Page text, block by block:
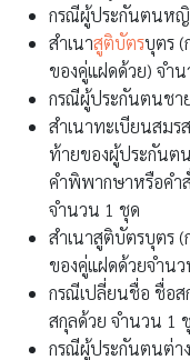
กรณีผู้ประกันตนหญิ
สำเนาสูติบัตรบุตร
ของคู่แฝดด้วย) จำ
กรณีผู้ประกันตนชา
สำเนาทะเบียนสม
ท้ายของผู้ประกันต
คำพิพากษาหรือคำ
จำนวน 1 ชุด
สำเนาสูติบัตรบุตร
ของคู่แฝดด้วยจำน
กรณีเปลี่ยนชื่อ ชื่อส
สกุลด้วย จำนวน 1
กรณีผู้ประกันตนต่า